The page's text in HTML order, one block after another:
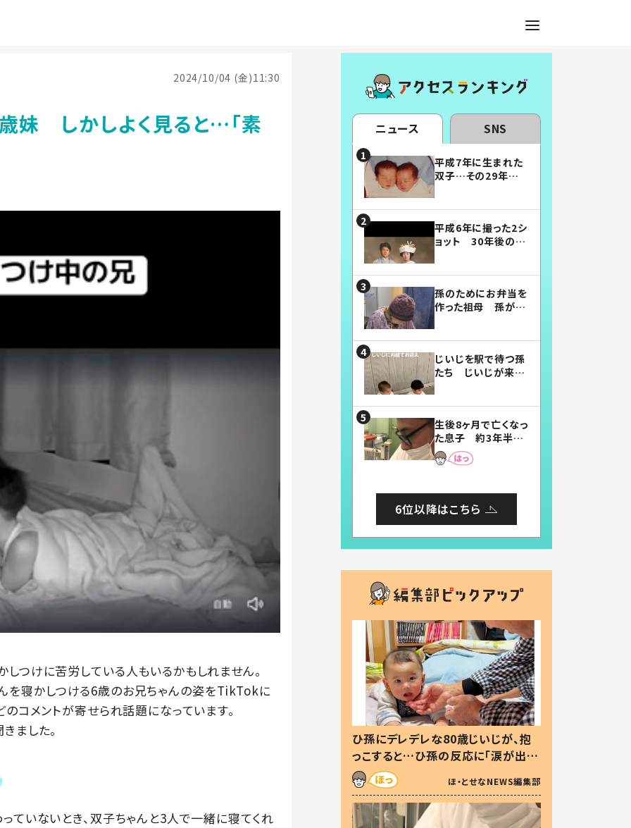
2024/10/04 (金)11:30
妹 しかしよく見ると…「素
つけに苦労している人もいるかもしれません。
寝かしつける6歳のお兄ちゃんの姿をTikTokに
のコメントが寄せられ話題になっています。
ました。
ていないとき、双子ちゃんと3人で一緒に寝てくれ
ニュース SNS
平成7年に生まれた
双子…その29年後
平成6年に撮った2シ
ョット 30年後の姿
孫のためにお弁当を
作った祖母 孫が絶
じいじを駅で待つ孫
たち じいじが来た
まらない」「幸せにな
れる」
生後8ヶ月で亡くなっ
た息子 約3年半
後、当時の妻の日記
に書いてあった本音
6位以降はこちら
ひ孫にデレデレな80歳じいじが、抱
っこすると…ひ孫の反応に「涙が出ま
した」「可愛くて仕方ない」
ほ・とせなNEWS編集部